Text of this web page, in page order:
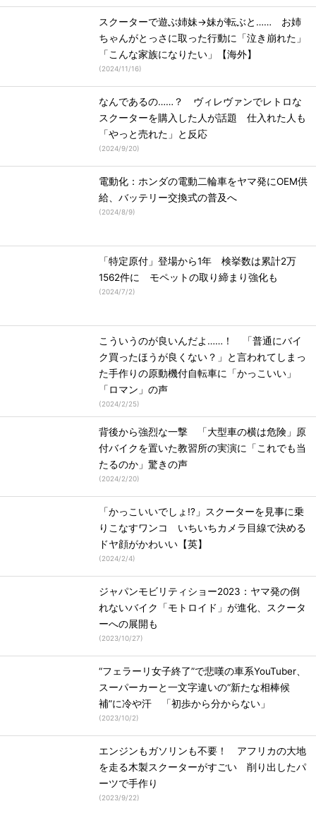
スクーターで遊ぶ姉妹→妹が転ぶと…… お姉
ちゃんがとっさに取った行動に「泣き崩れた」
「こんな家族になりたい」【海外】
(2024/11/16)
なんであるの……？ ヴィレヴァンでレトロな
スクーターを購入した人が話題 仕入れた人も
「やっと売れた」と反応
(2024/9/20)
電動化：ホンダの電動二輪車をヤマ発にOEM供
給、バッテリー交換式の普及へ
(2024/8/9)
「特定原付」登場から1年 検挙数は累計2万
1562件に モペットの取り締まり強化も
(2024/7/2)
こういうのが良いんだよ……！ 「普通にバイ
ク買ったほうが良くない？」と言われてしまっ
た手作りの原動機付自転車に「かっこいい」
「ロマン」の声
(2024/2/25)
背後から強烈な一撃 「大型車の横は危険」原
付バイクを置いた教習所の実演に「これでも当
たるのか」驚きの声
(2024/2/20)
「かっこいいでしょ!?」スクーターを見事に乗
りこなすワンコ いちいちカメラ目線で決める
ドヤ顔がかわいい【英】
(2024/2/4)
ジャパンモビリティショー2023：ヤマ発の倒
れないバイク「モトロイド」が進化、スクータ
ーへの展開も
(2023/10/27)
“フェラーリ女子終了”で悲嘆の車系YouTuber、
スーパーカーと一文字違いの“新たな相棒候
補”に冷や汗 「初歩から分からない」
(2023/10/2)
エンジンもガソリンも不要！ アフリカの大地
を走る木製スクーターがすごい 削り出したパ
ーツで手作り
(2023/9/22)